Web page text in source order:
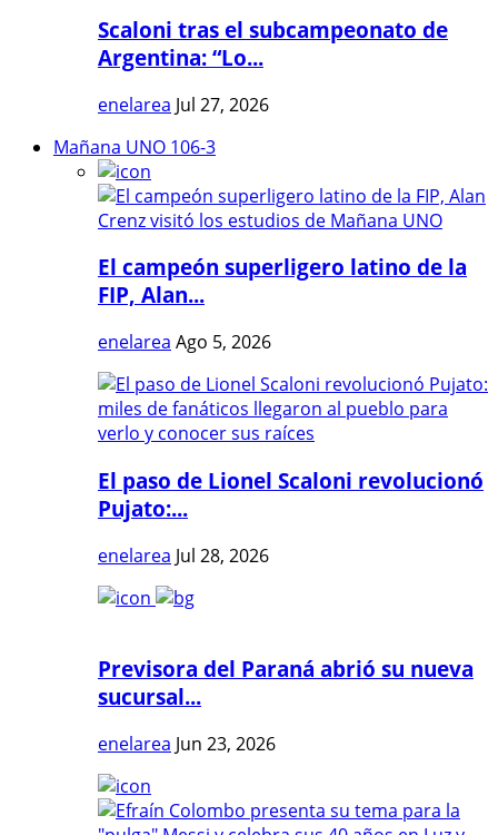
Scaloni tras el subcampeonato de
Argentina: “Lo...
enelarea Jul 27, 2026
Mañana UNO 106-3
El campeón superligero latino de la
FIP, Alan...
enelarea Ago 5, 2026
El paso de Lionel Scaloni revolucionó
Pujato:...
enelarea Jul 28, 2026
Previsora del Paraná abrió su nueva
sucursal...
enelarea Jun 23, 2026